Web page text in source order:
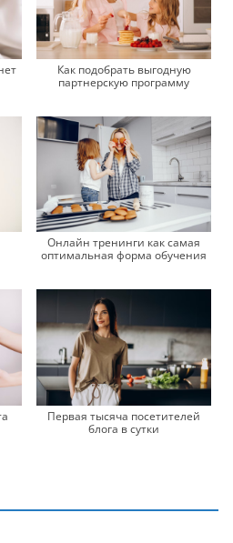
Как подобрать выгодную
партнерскую программу
Онлайн тренинги как самая
оптимальная форма обучения
Первая тысяча посетителей
блога в сутки